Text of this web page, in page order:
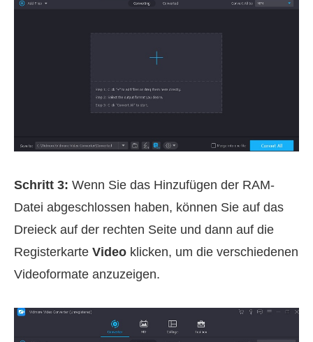
Schritt 3: Wenn Sie das Hinzufügen der RAM-
Datei abgeschlossen haben, können Sie auf das
Dreieck auf der rechten Seite und dann auf die
Registerkarte Video klicken, um die verschiedenen
Videoformate anzuzeigen.